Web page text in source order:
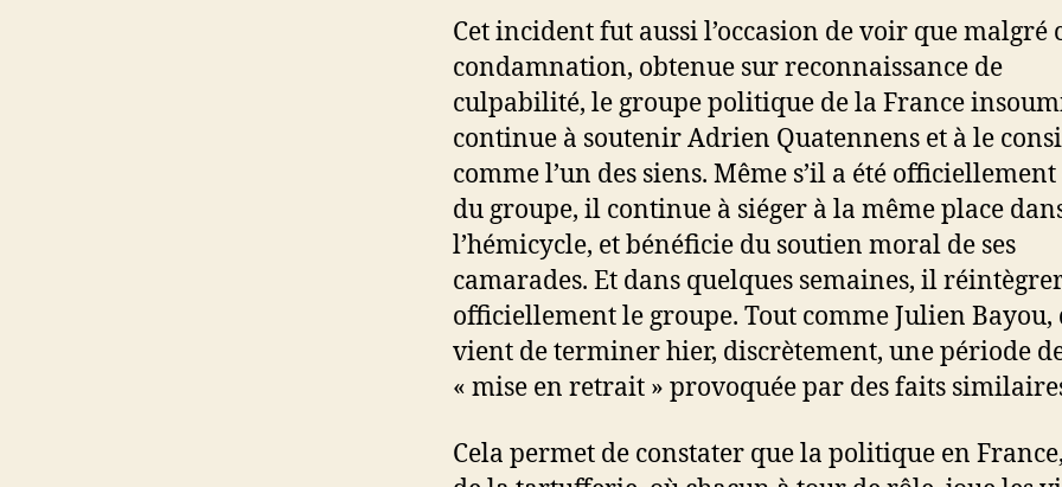
Cet incident fut aussi l’occasion de voir que malgré
condamnation, obtenue sur reconnaissance de
culpabilité, le groupe politique de la France
continue à soutenir Adrien Quatennens et à le
comme l’un des siens. Même s’il a été
du groupe, il continue à siéger à la même place
l’hémicycle, et bénéficie du soutien moral de ses
camarades. Et dans quelques semaines, il
officiellement le groupe. Tout comme Julien Bayou,
vient de terminer hier, discrètement, une période
« mise en retrait » provoquée par des faits
Cela permet de constater que la politique en France,